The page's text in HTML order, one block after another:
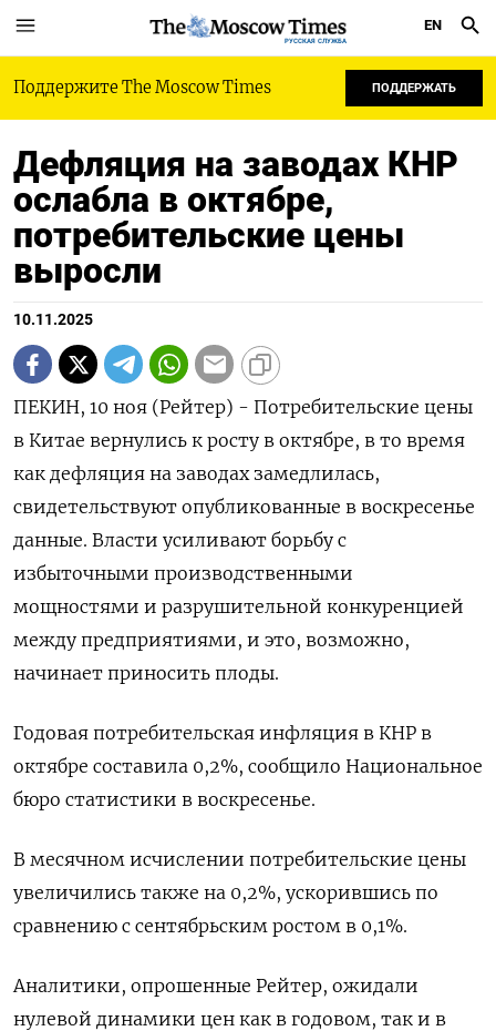
РУССКАЯ СЛУЖБА
EN
Поддержите The Moscow Times ПОДДЕРЖАТЬ
Дефляция на заводах КНР
ослабла в октябре,
потребительские цены
выросли
10.11.2025
ПЕКИН, 10 ноя (Рейтер) - Потребительские цены
в Китае вернулись к росту в октябре, в то время
как дефляция на заводах замедлилась,
свидетельствуют опубликованные в воскресенье
данные. Власти усиливают борьбу с
избыточными производственными
мощностями и разрушительной конкуренцией
между предприятиями, и это, возможно,
начинает приносить плоды.
Годовая потребительская инфляция в КНР в
октябре составила 0,2%, сообщило Национальное
бюро статистики в воскресенье.
В месячном исчислении потребительские цены
увеличились также на 0,2%, ускорившись по
сравнению с сентябрьским ростом в 0,1%.
Аналитики, опрошенные Рейтер, ожидали
нулевой динамики цен как в годовом, так и в